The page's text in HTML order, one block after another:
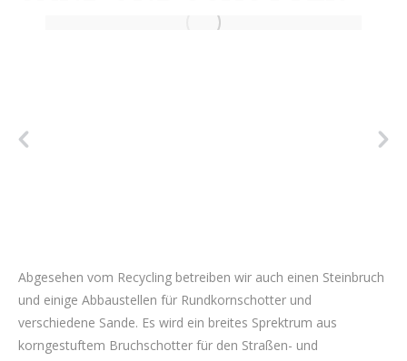
Abgesehen vom Recycling betreiben wir auch einen Steinbruch
und einige Abbaustellen für Rundkornschotter und
verschiedene Sande. Es wird ein breites Sprektrum aus
korngestuftem Bruchschotter für den Straßen- und